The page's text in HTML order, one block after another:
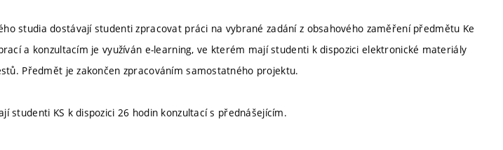
studia dostávají studenti zpracovat práci na vybrané zadání z obsahového zaměření předmětu Ke
a konzultacím je využíván e-learning, ve kterém mají studenti k dispozici elektronické materiály
Předmět je zakončen zpracováním samostatného projektu.
studenti KS k dispozici 26 hodin konzultací s přednášejícím.